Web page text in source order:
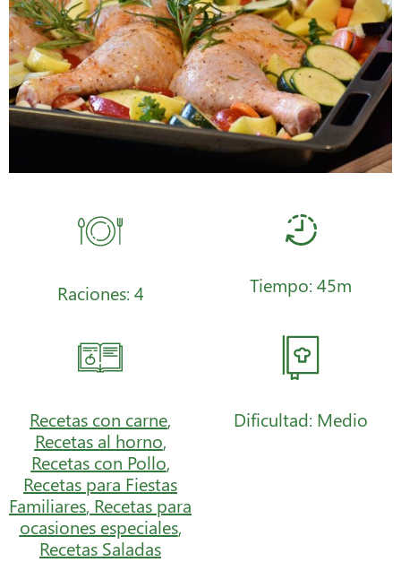
Raciones: 4 Tiempo: 45m
Recetas con carne,
Recetas al horno,
Recetas con Pollo,
Recetas para Fiestas
Familiares, Recetas para
ocasiones especiales,
Recetas Saladas
Dificultad: Medio